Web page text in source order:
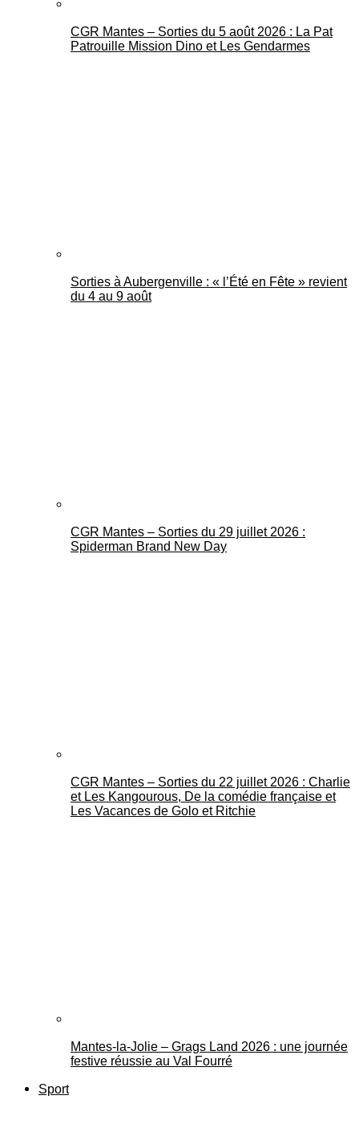
CGR Mantes – Sorties du 5 août 2026 : La Pat
Patrouille Mission Dino et Les Gendarmes
Sorties à Aubergenville : « l’Été en Fête » revient
du 4 au 9 août
CGR Mantes – Sorties du 29 juillet 2026 :
Spiderman Brand New Day
CGR Mantes – Sorties du 22 juillet 2026 : Charlie
et Les Kangourous, De la comédie française et
Les Vacances de Golo et Ritchie
Mantes-la-Jolie – Grags Land 2026 : une journée
festive réussie au Val Fourré
Sport